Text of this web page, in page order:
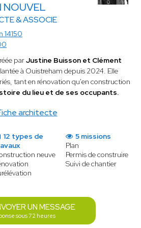
NOUVEL
& ASSOCIE
architecte
14150
parJustine Buisson et Clément
à Ouistreham depuis 2024. Elle
tant en rénovation qu'en construction
du lieu et de ses occupants.
12 types de
neuve
5 missions
Plan
Permis de construire
Suivi de chantier
UN MESSAGE
sous 72 heures